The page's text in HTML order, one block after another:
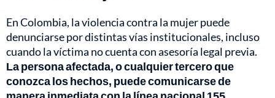
En Colombia, la violencia contra la mujer puede
denunciarse por distintas vías institucionales, incluso
cuando la víctima no cuenta con asesoría legal previa.
La persona afectada, o cualquier tercero que
conozca los hechos, puede comunicarse de